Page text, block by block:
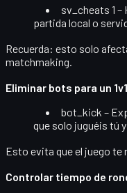
sv_cheats 1 –
partida local o
Recuerda: esto solo
matchmaking.
Eliminar bots para un
bot_kick –
que solo juguéis tú
Esto evita que el juego
Controlar tiempo de